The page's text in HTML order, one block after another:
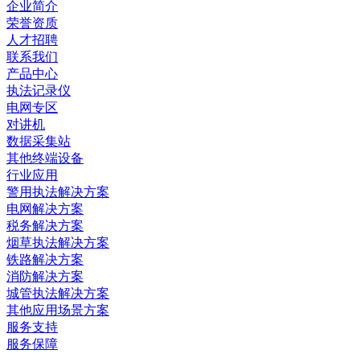
企业简介
荣誉资质
人才招聘
联系我们
产品中心
执法记录仪
电网专区
对讲机
数据采集站
其他终端设备
行业应用
警用执法解决方案
电网解决方案
税务解决方案
烟草执法解决方案
铁路解决方案
消防解决方案
城管执法解决方案
其他应用场景方案
服务支持
服务保障